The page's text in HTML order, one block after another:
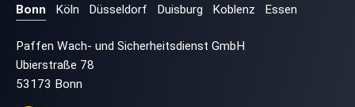
Bonn Köln Düsseldorf Duisburg Koblenz Essen
Paffen Wach- und Sicherheitsdienst GmbH
Ubierstraße 78
53173 Bonn